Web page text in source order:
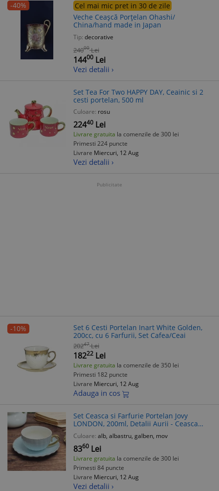
-40%
Cel mai mic pret in 30 de zile
Veche Ceașcă Porțelan Ohashi/
China/hand made in Japan
Tip: decorative
24000 Lei
14400 Lei
Vezi detalii ›
Set Tea For Two HAPPY DAY, Ceainic si 2
cesti portelan, 500 ml
Culoare: rosu
22440 Lei
Livrare gratuita la comenzile de 300 lei
Primesti 224 puncte
Livrare Miercuri, 12 Aug
Vezi detalii ›
Publicitate
-10%
Set 6 Cesti Portelan Inart White Golden,
200cc, cu 6 Farfurii, Set Cafea/Ceai
20247 Lei
18222 Lei
Livrare gratuita la comenzile de 350 lei
Primesti 182 puncte
Livrare Miercuri, 12 Aug
Adauga in cos
Set Ceasca si Farfurie Portelan Jovy
LONDON, 200ml, Detalii Aurii - Ceasca
Portelan Cafea/Ceai Eleganta
Culoare: alb, albastru, galben, mov
8360 Lei
Livrare gratuita la comenzile de 300 lei
Primesti 84 puncte
Livrare Miercuri, 12 Aug
Vezi detalii ›